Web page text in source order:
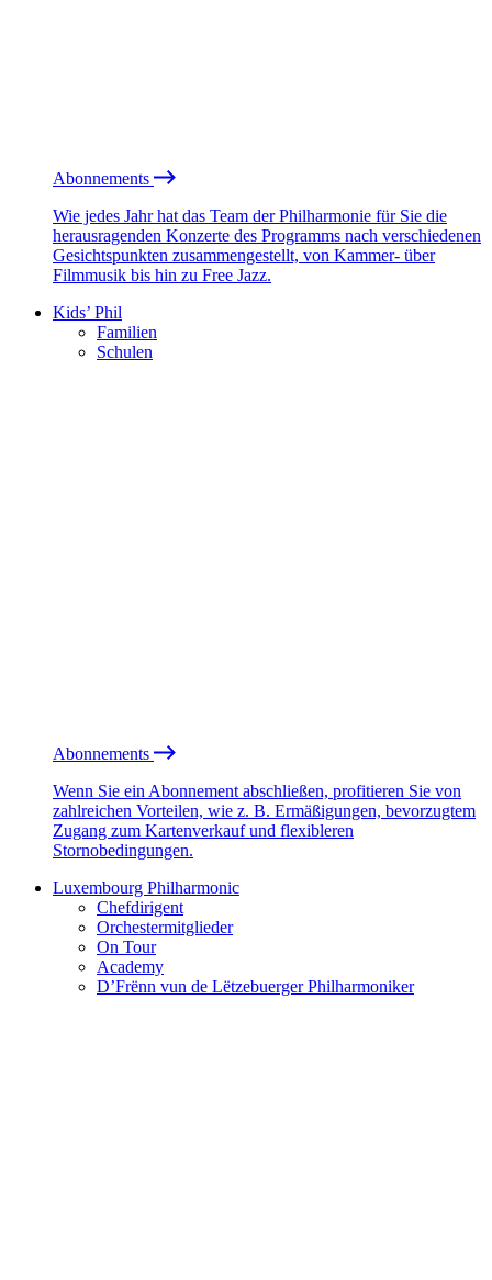
Abonnements
Wie jedes Jahr hat das Team der Philharmonie für Sie die
herausragenden Konzerte des Programms nach verschiedenen
Gesichtspunkten zusammengestellt, von Kammer- über
Filmmusik bis hin zu Free Jazz.
Kids’ Phil
Familien
Schulen
Abonnements
Wenn Sie ein Abonnement abschließen, profitieren Sie von
zahlreichen Vorteilen, wie z. B. Ermäßigungen, bevorzugtem
Zugang zum Kartenverkauf und flexibleren
Stornobedingungen.
Luxembourg Philharmonic
Chefdirigent
Orchestermitglieder
On Tour
Academy
D’Frënn vun de Lëtzebuerger Philharmoniker